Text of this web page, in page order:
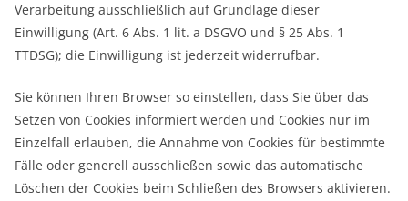
Verarbeitung ausschließlich auf Grundlage dieser
Einwilligung (Art. 6 Abs. 1 lit. a DSGVO und § 25 Abs. 1
TTDSG); die Einwilligung ist jederzeit widerrufbar.
Sie können Ihren Browser so einstellen, dass Sie über das
Setzen von Cookies informiert werden und Cookies nur im
Einzelfall erlauben, die Annahme von Cookies für bestimmte
Fälle oder generell ausschließen sowie das automatische
Löschen der Cookies beim Schließen des Browsers aktivieren.